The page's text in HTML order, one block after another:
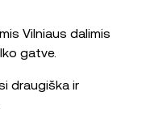
Vilniaus dalimis
gatve.
draugiška ir